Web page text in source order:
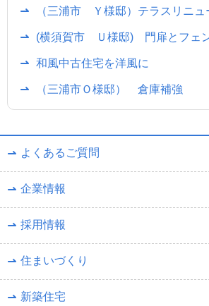
（三浦市 Ｙ様邸）テラスリニュ
(横須賀市 Ｕ様邸) 門扉とフェ
和風中古住宅を洋風に
（三浦市Ｏ様邸） 倉庫補強
よくあるご質問
企業情報
採用情報
住まいづくり
新築住宅